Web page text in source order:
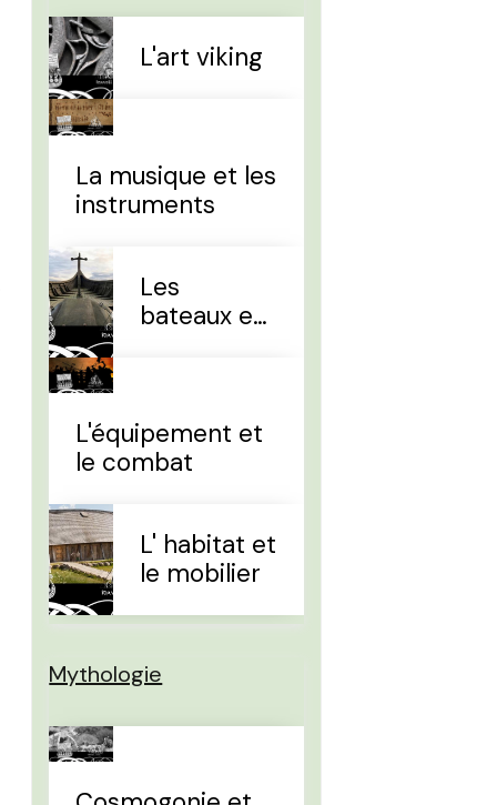
L'art viking
La musique et les
instruments
Les
bateaux et
L'équipement et
le combat
L' habitat et
le mobilier
Mythologie